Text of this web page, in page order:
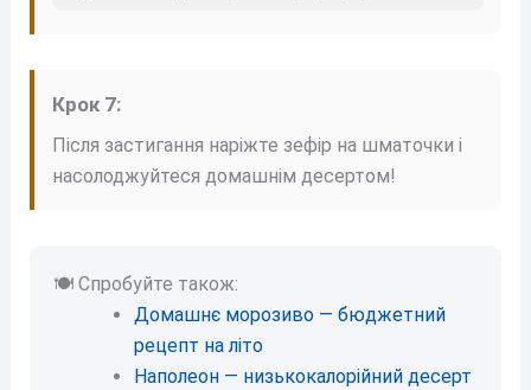
Крок 7:
Після застигання наріжте зефір на шматочки і
насолоджуйтеся домашнім десертом!
🍽 Спробуйте також:
Домашнє морозиво — бюджетний
рецепт на літо
Наполеон — низькокалорійний десерт